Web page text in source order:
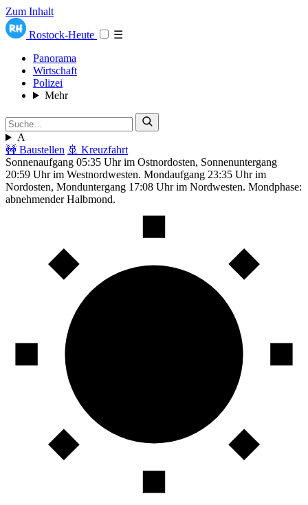
Zum Inhalt
Rostock-Heute
☰
Panorama
Wirtschaft
Polizei
Mehr
A
🚧 Baustellen 🚢 Kreuzfahrt
Sonnenaufgang 05:35 Uhr im Ostnordosten, Sonnenuntergang
20:59 Uhr im Westnordwesten. Mondaufgang 23:35 Uhr im
Nordosten, Monduntergang 17:08 Uhr im Nordwesten. Mondphase:
abnehmender Halbmond.